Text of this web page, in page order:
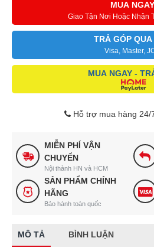
MUA NGAY
Giao Tận Nơi Hoặc Nhận
TRẢ GÓP QUA
Visa, Master,
MUA NGAY -
Hỗ trợ mua hàng 24/
MIỄN PHÍ VẬN
CHUYỂN
Nội thành HN và HCM
SẢN PHẨM CHÍNH
HÃNG
Bảo hành toàn quốc
MÔ TẢ BÌNH LUẬN